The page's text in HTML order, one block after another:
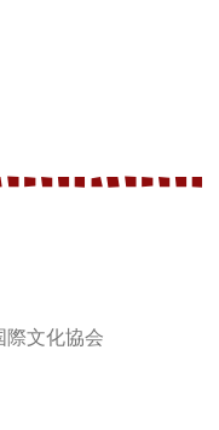
際文化協会